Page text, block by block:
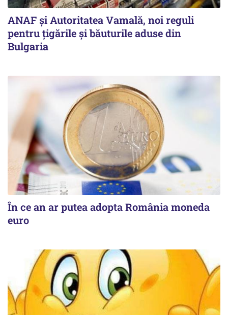
ANAF și Autoritatea Vamală, noi reguli
pentru țigările și băuturile aduse din
Bulgaria
În ce an ar putea adopta România moneda
euro